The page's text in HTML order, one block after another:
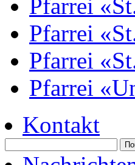
Pfarrei
Pfarrei
Pfarrei
Pfarrei
Kontakt